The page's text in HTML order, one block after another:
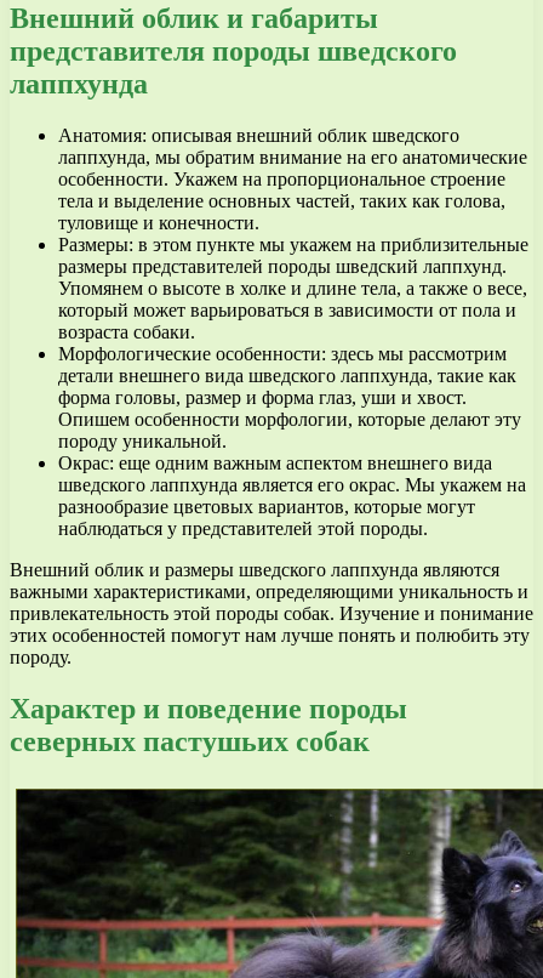
Внешний облик и габариты
представителя породы шведского
лаппхунда
Анатомия: описывая внешний облик шведского
лаппхунда, мы обратим внимание на его анатомические
особенности. Укажем на пропорциональное строение
тела и выделение основных частей, таких как голова,
туловище и конечности.
Размеры: в этом пункте мы укажем на приблизительные
размеры представителей породы шведский лаппхунд.
Упомянем о высоте в холке и длине тела, а также о весе,
который может варьироваться в зависимости от пола и
возраста собаки.
Морфологические особенности: здесь мы рассмотрим
детали внешнего вида шведского лаппхунда, такие как
форма головы, размер и форма глаз, уши и хвост.
Опишем особенности морфологии, которые делают эту
породу уникальной.
Окрас: еще одним важным аспектом внешнего вида
шведского лаппхунда является его окрас. Мы укажем на
разнообразие цветовых вариантов, которые могут
наблюдаться у представителей этой породы.
Внешний облик и размеры шведского лаппхунда являются
важными характеристиками, определяющими уникальность и
привлекательность этой породы собак. Изучение и понимание
этих особенностей помогут нам лучше понять и полюбить эту
породу.
Характер и поведение породы
северных пастушьих собак